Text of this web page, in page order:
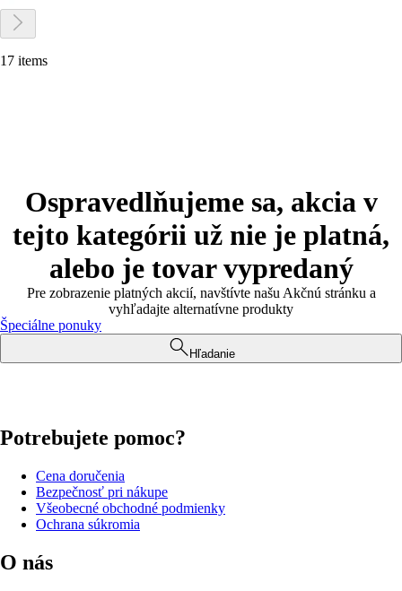
17 items
Ospravedlňujeme sa, akcia v
tejto kategórii už nie je platná,
alebo je tovar vypredaný
Pre zobrazenie platných akcií, navštívte našu Akčnú stránku a
vyhľadajte alternatívne produkty
Špeciálne ponuky
Hľadanie
Potrebujete pomoc?
Cena doručenia
Bezpečnosť pri nákupe
Všeobecné obchodné podmienky
Ochrana súkromia
O nás